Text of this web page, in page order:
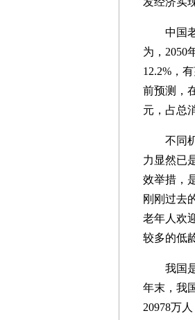
中国老
为，2050
12.2%，
前预测，
元，占总
不同机
力显然已
效举措，
刚刚过去
老年人欢
较多的低
我国是
年末，我
20978万